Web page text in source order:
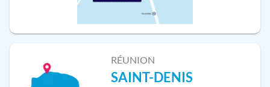
RÉUNION
SAINT-DENIS